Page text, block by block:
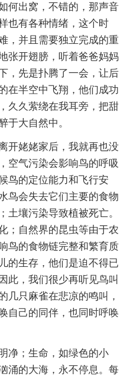
何出窝，不错的，那声音
也有各种情绪，这个时
，并且需要独立完成的重
张开翅膀，听着爸爸妈妈
，先是扑腾了一会，让后
在半空中飞翔，他们成功
久久萦绕在我耳旁，把甜
于大自然中。
开姥姥家后，我就再也没
空气污染会影响鸟的呼吸
鸟的定位能力和飞行安
鸟会失去它们主要的食物
壤污染导致植被死亡。
；自然界的昆虫等由于农
鸟的食物链完整和繁育质
的生存，他们是迫不得已
此，我们很少再听见鸟叫
几只麻雀在悲凉的鸣叫，
自己的同伴，也同时呼唤
净；生命，如绿色的小
涌的大海，永不停息。每